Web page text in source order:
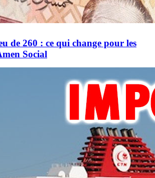
de 260 : ce qui change pour les
Social